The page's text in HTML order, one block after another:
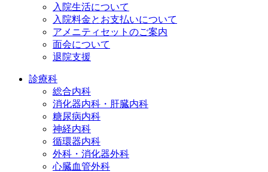
入院生活について
入院料金とお支払いについて
アメニティセットのご案内
面会について
退院支援
診療科
総合内科
消化器内科・肝臓内科
糖尿病内科
神経内科
循環器内科
外科・消化器外科
心臓血管外科